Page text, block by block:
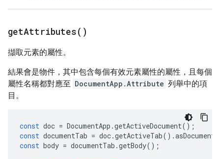
getAttributes( )
擷取元素的屬性。
結果會是物件，其中包含每個有效元素屬性的屬性，且每個
屬性名稱都對應至 DocumentApp.Attribute 列舉中的項
目。
const doc = DocumentApp .getActiveDocument();
const documentTab = doc.getActiveTab().
const body = documentTab .getBody();